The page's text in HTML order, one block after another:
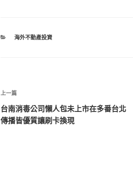
分
海外不動產投資
文
章
導
上
一
篇
上一篇
台南消毒公司懶人包未上市在多番台北
傳播皆優質讓刷卡換現